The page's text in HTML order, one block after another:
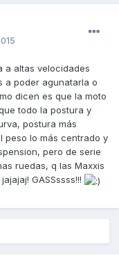
a altas velocidades
a poder agunatarla o
dicen es que la moto
todo la postura y
postura más
peso lo más centrado y
pero de serie
ruedas, q las Maxxis
GASSssss!!!